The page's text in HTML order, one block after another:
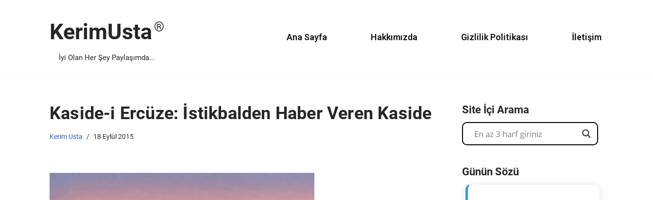
KerimUsta
İyi Olan Her Şey Paylaşımda...
Ana Sayfa Hakkımızda Gizlilik Politikası İletişim
Kaside-i Ercüze: İstikbalden Haber Veren Kaside
Kerim Usta 18 Eylül 2015
Site İçi Arama
Günün Sözü